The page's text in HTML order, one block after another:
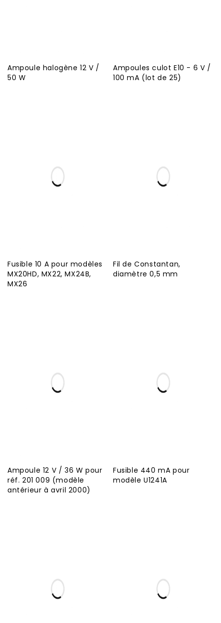
Ampoule halogène 12 V /
50 W
Ampoules culot E10 - 6 V /
100 mA (lot de 25)
Fusible 10 A pour modèles
MX20HD, MX22, MX24B,
MX26
Fil de Constantan,
diamètre 0,5 mm
Ampoule 12 V / 36 W pour
réf. 201 009 (modèle
antérieur à avril 2000)
Fusible 440 mA pour
modèle U1241A